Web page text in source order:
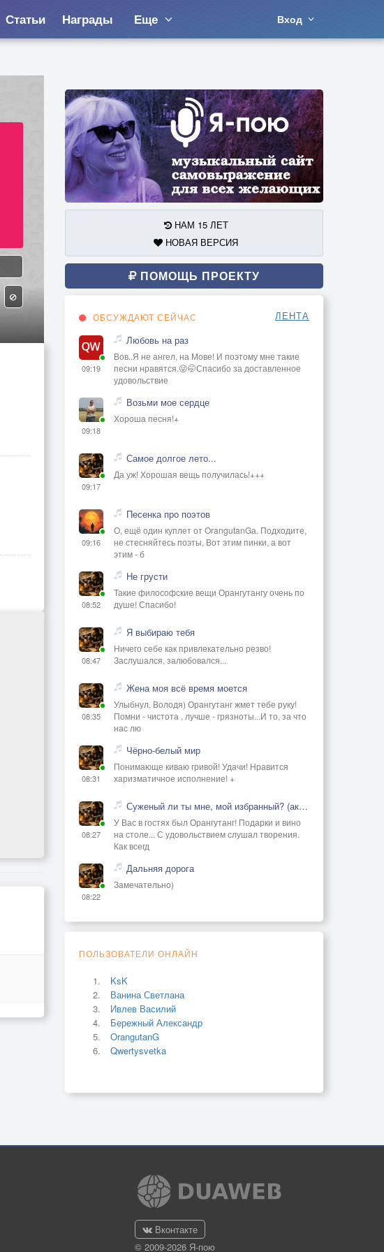
Статьи Награды Еще Вход
НАМ 15 ЛЕТ
НОВАЯ ВЕРСИЯ
ПОМОЩЬ ПРОЕКТУ
ОБСУЖДАЮТ СЕЙЧАС ЛЕНТА
09:19
Любовь на раз
Вов..Я не ангел, на Мове! И поэтому мне такие
песни нравятся.😜🤭Спасибо за доставленное
удовольствие
09:18
Возьми мое сердце
Хороша песня!+
09:17
Самое долгое лето...
Да уж! Хорошая вещь получилась!+++
09:16
Песенка про поэтов
О, ещё один куплет от OrangutanGа. Подходите,
не стесняйтесь поэты, Вот этим пинки, а вот
этим - б
08:52
Не грусти
Такие философские вещи Орангутангу очень по
душе! Спасибо!
08:47
Я выбираю тебя
Ничего себе как привлекательно резво!
Заслушался, залюбовался...
08:35
Жена моя всё время моется
Улыбнул, Володя) Орангутанг жмет тебе руку!
Помни - чистота , лучше - грязноты...И то, за что
нас лю
08:31
Чёрно-белый мир
Понимающе киваю гривой! Удачи! Нравится
харизматичное исполнение! +
08:27
Суженый ли ты мне, мой избранный? (акустика)
У Вас в гостях был Орангутанг! Подарки и вино
на столе... С удовольствием слушал творения.
Как всегд
08:22
Дальняя дорога
Замечательно)
ПОЛЬЗОВАТЕЛИ ОНЛАЙН
KsK
Ванина Светлана
Ивлев Василий
Бережный Александр
OrangutanG
Qwertysvetka
Вконтакте
© 2009-2026 Я-пою